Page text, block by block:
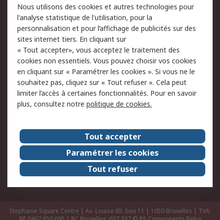
Retours
Support technique
Track & trace
Legal
Politique de cookies
Sécurité des e-mails
Politique de protection
des données - Mise à
jour
Conditions générales
de vente
A propos de RS
Le groupe RS Group
A propos de RS
RS dans le monde
Travaillez chez RS
ESG
Stephanie Square Centre | Av. Louise 65, box 11 | 1050 Bruxelles | TVA:
Nous utilisons des cookies et autres technologies pour
l'analyse statistique de l'utilisation, pour la
personnalisation et pour l’affichage de publicités sur des
sites internet tiers. En cliquant sur
« Tout accepter», vous acceptez le traitement des
cookies non essentiels. Vous pouvez choisir vos cookies
en cliquant sur « Paramétrer les cookies ». Si vous ne le
souhaitez pas, cliquez sur « Tout refuser ». Cela peut
limiter l’accès à certaines fonctionnalités. Pour en savoir
plus, consultez notre politique de cookies.
Tout accepter
Paramétrer les cookies
Tout refuser